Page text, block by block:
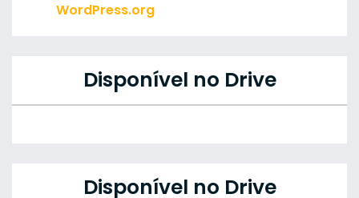
WordPress.org
Disponível no Drive
Disponível no Drive